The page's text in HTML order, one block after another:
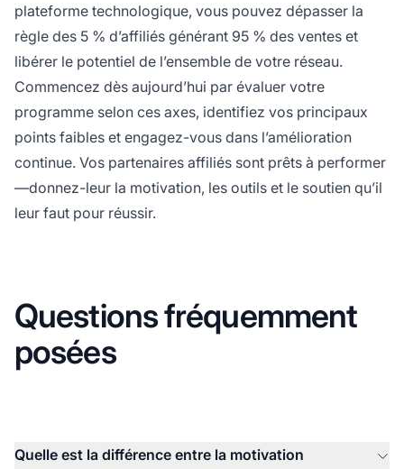
plateforme technologique, vous pouvez dépasser la
règle des 5 % d’affiliés générant 95 % des ventes et
libérer le potentiel de l’ensemble de votre réseau.
Commencez dès aujourd’hui par évaluer votre
programme selon ces axes, identifiez vos principaux
points faibles et engagez-vous dans l’amélioration
continue. Vos partenaires affiliés sont prêts à performer
—donnez-leur la motivation, les outils et le soutien qu’il
leur faut pour réussir.
Questions fréquemment
posées
Quelle est la différence entre la motivation